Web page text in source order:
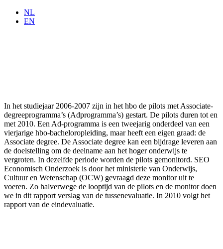
NL
EN
In het studiejaar 2006-2007 zijn in het hbo de pilots met Associate-
degreeprogramma’s (Adprogramma’s) gestart. De pilots duren tot en
met 2010. Een Ad-programma is een tweejarig onderdeel van een
vierjarige hbo-bacheloropleiding, maar heeft een eigen graad: de
Associate degree. De Associate degree kan een bijdrage leveren aan
de doelstelling om de deelname aan het hoger onderwijs te
vergroten. In dezelfde periode worden de pilots gemonitord. SEO
Economisch Onderzoek is door het ministerie van Onderwijs,
Cultuur en Wetenschap (OCW) gevraagd deze monitor uit te
voeren. Zo halverwege de looptijd van de pilots en de monitor doen
we in dit rapport verslag van de tussenevaluatie. In 2010 volgt het
rapport van de eindevaluatie.